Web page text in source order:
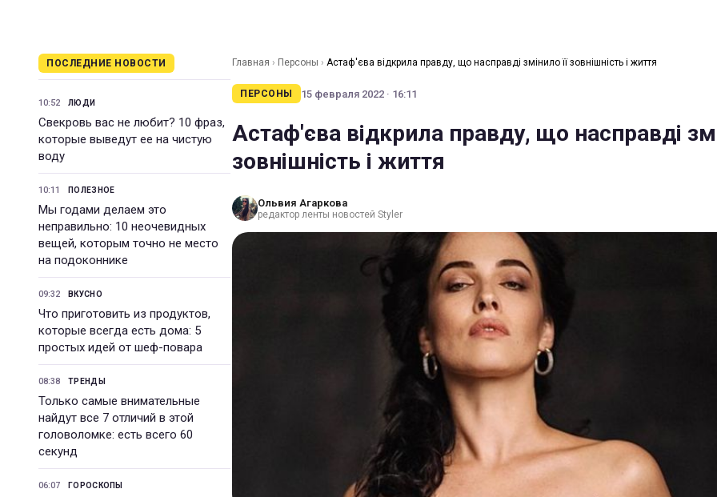
ПОСЛЕДНИЕ НОВОСТИ
10:52 ЛЮДИ
Свекровь вас не любит? 10 фраз,
которые выведут ее на чистую
воду
10:11 ПОЛЕЗНОЕ
Мы годами делаем это
неправильно: 10 неочевидных
вещей, которым точно не место
на подоконнике
09:32 ВКУСНО
Что приготовить из продуктов,
которые всегда есть дома: 5
простых идей от шеф-повара
08:38 ТРЕНДЫ
Только самые внимательные
найдут все 7 отличий в этой
головоломке: есть всего 60
секунд
06:07 ГОРОСКОПЫ
Главная › Персоны › Астаф'єва відкрила правду, що насправді змінило її зовнішність і життя
ПЕРСОНЫ 15 февраля 2022 · 16:11
Астаф'єва відкрила правду, що насправді
зовнішність і життя
Ольвия Агаркова
редактор ленты новостей Styler